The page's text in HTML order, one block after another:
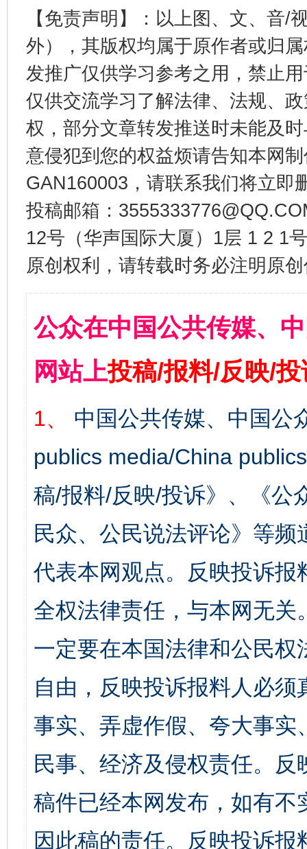
【免责声明】：以上图、文、音/
外），其版权均属于原作者或归
发推广仅供学习参考之用，禁止
仅供交流学习了解法律、法规、
权，部分文章转发推送时未能及
意侵犯到您的权益烦请告知本网
GAN160003，请联系我们将立即
投稿邮箱：
12号（华声国际大厦）1层 1 2 1
原创权利，请转载时务必注明原
公众在中国公共传媒、
网站上投稿/报料/反映/
1、
中国公共传媒、中国公
publics media/China
稿/报料/反映/投诉》、《公
民众、公民说法评论》等
代表本网观点。反映投诉
全权法律责任，与本网无
一定要在本国法律和公民
自由，反映投诉报料人必
事实、弄虚作假、夸大事
民事、经济及侵权责任。
稿件已经本网发布，如有
因此稿的责任。反映投诉